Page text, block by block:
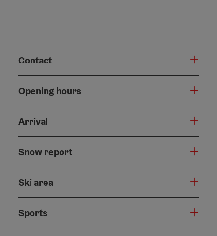
Contact
Opening hours
Arrival
Snow report
Ski area
Sports